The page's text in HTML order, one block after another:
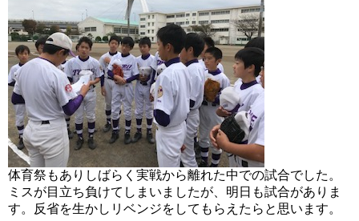
体育祭もありしばらく実戦から離れた中での試合でした。
ミスが目立ち負けてしまいましたが、明日も試合がありま
す。反省を生かしリベンジをしてもらえたらと思います。